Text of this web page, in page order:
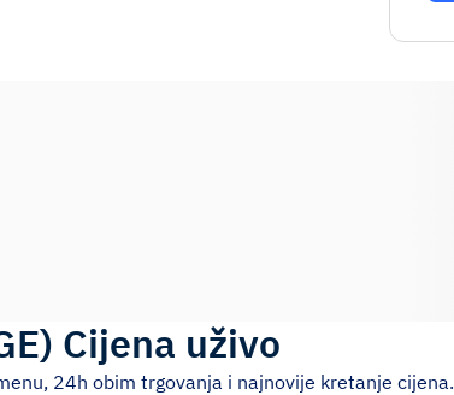
) Cijena uživo
24h obim trgovanja i najnovije kretanje cijena.